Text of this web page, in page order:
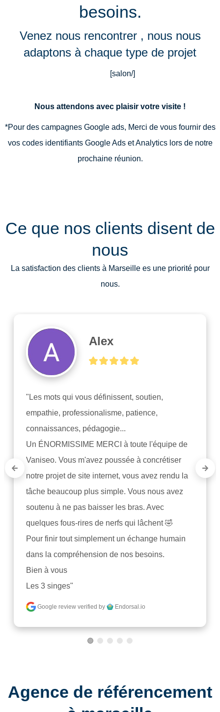
besoins.
Venez nous rencontrer , nous nous
adaptons à chaque type de projet
[salon/]
Nous attendons avec p aisir votre visite !
*Pour des campagnes Google ads, Merci de vous fournir des
vos codes identifiants Google Ads et Analytics lors de notre
prochaine réunion.
Ce que nos clients disent de
nous
La satisfaction des clients à Marseille es une priorité pour
nous.
Alex
"Les mots qui vous définissent, soutien,
empathie, professionalisme, patience,
connaissances, pédagogie...
Un ÉNORMISSIME MERCI à toute l'équipe de
Vaniseo. Vous m'avez poussée à concrétiser
notre projet de site internet, vous avez rendu la
tâche beaucoup plus simple. Vous nous avez
soutenu à ne pas baisser les bras. Avec
quelques fous-rires de nerfs qui lâchent 🤣
Pour finir tout simplement un échange humain
dans la compréhension de nos besoins.
Bien à vous
Les 3 singes"
Google review verified by Endorsal.io
Agence de référencement